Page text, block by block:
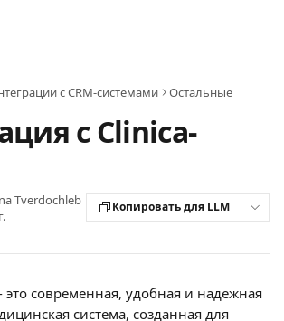
с CRM-системами Остальные
с Clinica-
Tverdochleb
Копировать для LLM
это современная, удобная и надежная
система, созданная для